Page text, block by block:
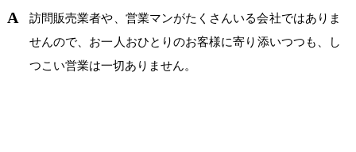
訪問販売業者や、営業マンがたくさんいる会社ではありま
せんので、お一人おひとりのお客様に寄り添いつつも、し
つこい営業は一切ありません。